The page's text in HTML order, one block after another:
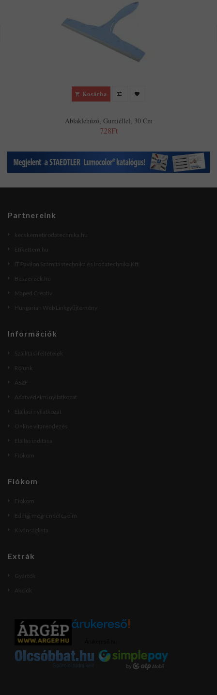
Kosárba
Ablaklehúzó, Gumiéllel, 30 Cm
728Ft
Partnereink
kecskemetirodatechnika.hu
Etikettem.hu
IT Pavilon Számítástechnika és Irodatechnika Kft.
Beszerzek.hu
Maped Creativ
Hungarian Web Linkgyűjtemény
Információk
Szállítási feltételek
Rólunk
ÁSZF
Adatvédelmi nyilatkozat
Elállási nyilatkozat
Online vitarendezés
Elállás indítása
Fiókom
Fiókom
Fiókom
Eddigi megrendeléseim
Kívánságlista
Extrák
Gyártók
Akciók